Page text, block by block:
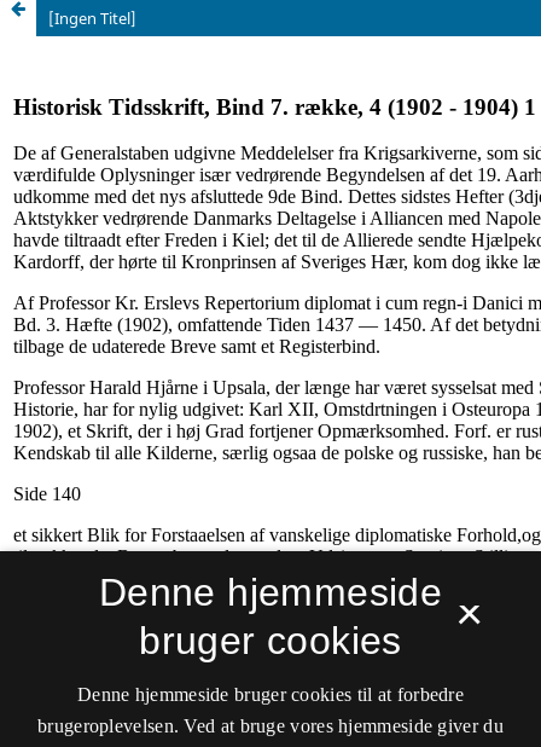
[Ingen Titel]
×
Denne hjemmeside
bruger cookies
Denne hjemmeside bruger cookies til at forbedre
brugeroplevelsen. Ved at bruge vores hjemmeside giver du